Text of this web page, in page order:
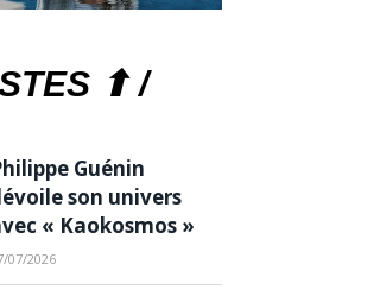
⬆ /
Guénin
son univers
« Kaokosmos »
07/2026